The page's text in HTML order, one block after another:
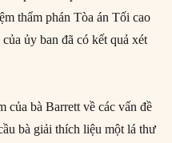
thẩm phán Tòa án Tối cao
ủy ban đã có kết quả xét
của bà Barrett về các vấn đề
bà giải thích liệu một lá thư